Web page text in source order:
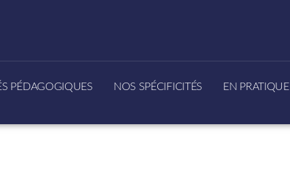
PÉDAGOGIQUES NOS SPÉCIFICITÉS EN PRATIQUE